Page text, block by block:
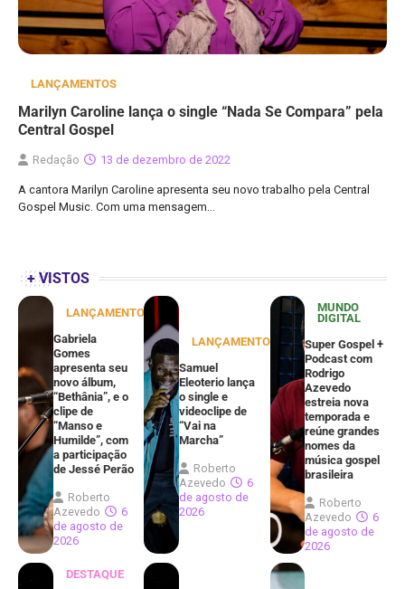
LANÇAMENTOS
Marilyn Caroline lança o single “Nada Se Compara” pela
Central Gospel
Redação 13 de dezembro de 2022
A cantora Marilyn Caroline apresenta seu novo trabalho pela Central
Gospel Music. Com uma mensagem…
+ VISTOS
LANÇAMENTOS
Gabriela
Gomes
apresenta seu
novo álbum,
“Bethânia”, e o
clipe de
“Manso e
Humilde”, com
a participação
de Jessé Perão
Roberto
Azevedo
6
de agosto de
2026
LANÇAMENTOS
Samuel
Eleoterio lança
o single e
videoclipe de
“Vai na
Marcha”
Roberto
Azevedo
6
de agosto de
2026
MUNDO
DIGITAL
Super Gospel +
Podcast com
Rodrigo
Azevedo
estreia nova
temporada e
reúne grandes
nomes da
música gospel
brasileira
Roberto
Azevedo
6
de agosto de
2026
DESTAQUE